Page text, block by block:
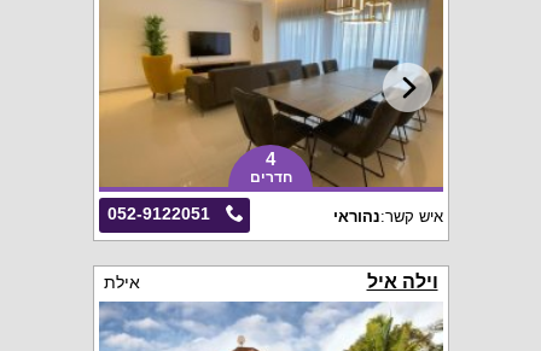
4
חדרים
052-9122051 איש קשר:נהוראי
וילה איל אילת